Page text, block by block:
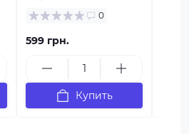
0
599 грн.
Купить